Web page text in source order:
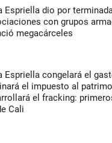
Espriella dio por
con grupos
megacárceles
Espriella congelará el
el impuesto al
el fracking:
Cali